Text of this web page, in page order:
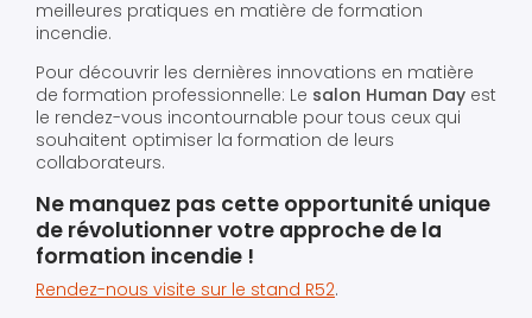
meilleures pratiques en matière de formation
incendie.
Pour découvrir les dernières innovations en matière
de formation professionnelle: Le salon Human Day est
le rendez-vous incontournable pour tous ceux qui
souhaitent optimiser la formation de leurs
collaborateurs.
Ne manquez pas cette opportunité unique
de révolutionner votre approche de la
formation incendie !
Rendez-nous visite sur le stand R52.